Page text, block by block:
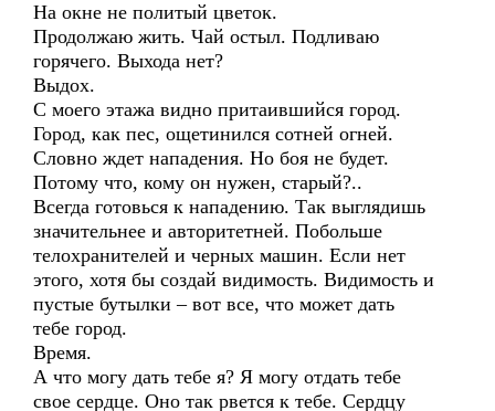
На окне не политый цветок.
Продолжаю жить. Чай остыл. Подливаю
горячего. Выхода нет?
Выдох.
С моего этажа видно притаившийся город.
Город, как пес, ощетинился сотней огней.
Словно ждет нападения. Но боя не будет.
Потому что, кому он нужен, старый?..
Всегда готовься к нападению. Так выглядишь
значительнее и авторитетней. Побольше
телохранителей и черных машин. Если нет
этого, хотя бы создай видимость. Видимость и
пустые бутылки – вот все, что может дать
тебе город.
Время.
А что могу дать тебе я? Я могу отдать тебе
свое сердце. Оно так рвется к тебе. Сердцу